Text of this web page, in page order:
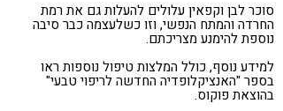
סוכר לבן וקפאין עלולים להעלות גם את רמת
החרדה והמתח הנפשי, וזו כשלעצמה כבר סיבה
נוספת להימנע מצריכתם.
למידע נוסף, כולל המלצות טיפול נוספות ראו
בספר "האנציקלופדיה החדשה לריפוי טבעי"
בהוצאת פוקוס.